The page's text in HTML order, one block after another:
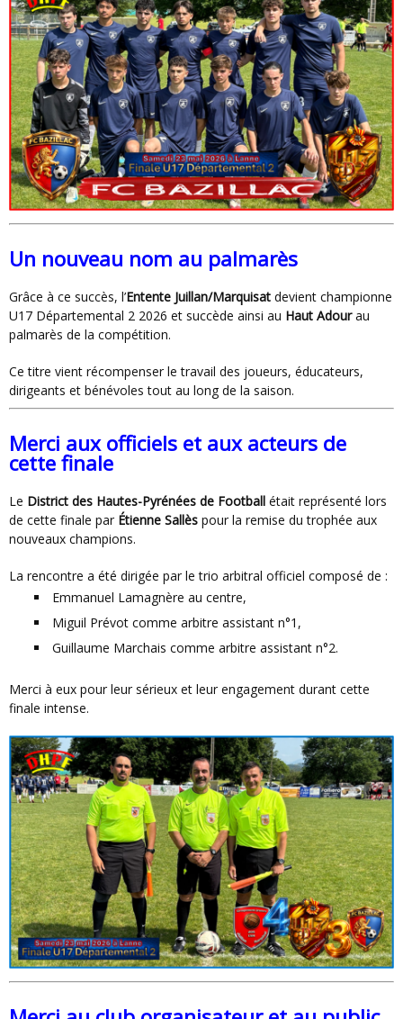
Un nouveau nom au palmarès
Grâce à ce succès, l’Entente Juillan/Marquisat devient championne
U17 Départemental 2 2026 et succède ainsi au Haut Adourau
palmarès de la compétition.
Ce titre vient récompenser le travail des joueurs, éducateurs,
dirigeants et bénévoles tout au long de la saison.
Merci aux officiels et aux acteurs de
cette finale
Le District des Hautes-Pyrénées de Football était représenté lors
de cette finale par Étienne Sallès pour la remise du trophée aux
nouveaux champions.
La rencontre a été dirigée par le trio arbitral officiel composé de :
Emmanuel Lamagnère au centre,
Miguil Prévot comme arbitre assistant n°1,
Guillaume Marchais comme arbitre assistant n°2.
Merci à eux pour leur sérieux et leur engagement durant cette
finale intense.